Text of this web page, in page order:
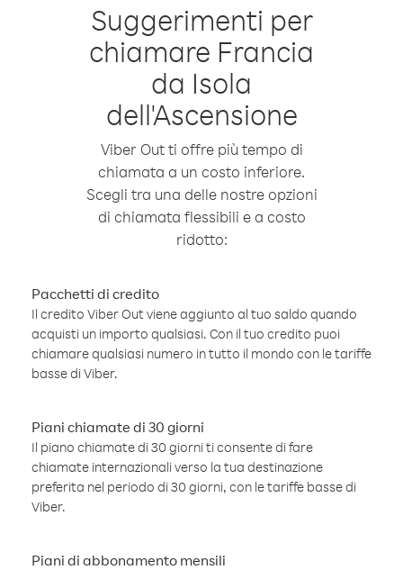
Suggerimenti per
chiamare Francia
da Isola
dell'Ascensione
Viber Out ti offre più tempo di
chiamata a un costo inferiore.
Scegli tra una delle nostre opzioni
di chiamata flessibili e a costo
ridotto:
Pacchetti di credito
Il credito Viber Out viene aggiunto al tuo saldo quando
acquisti un importo qualsiasi. Con il tuo credito puoi
chiamare qualsiasi numero in tutto il mondo con le tariffe
basse di Viber.
Piani chiamate di 30 giorni
Il piano chiamate di 30 giorni ti consente di fare
chiamate internazionali verso la tua destinazione
preferita nel periodo di 30 giorni, con le tariffe basse di
Viber.
Piani di abbonamento mensili